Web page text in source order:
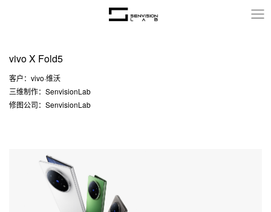
vivo X Fold5
客户：vivo·维沃
三维制作：SenvisionLab
修图公司：SenvisionLab